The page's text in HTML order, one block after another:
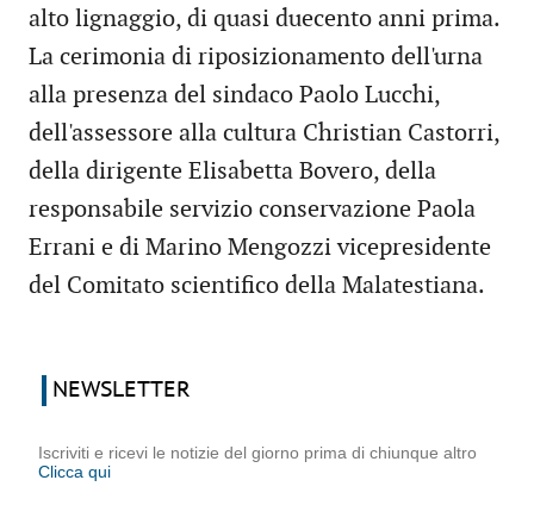
alto lignaggio, di quasi duecento anni prima.
La cerimonia di riposizionamento dell'urna
alla presenza del sindaco Paolo Lucchi,
dell'assessore alla cultura Christian Castorri,
della dirigente Elisabetta Bovero, della
responsabile servizio conservazione Paola
Errani e di Marino Mengozzi vicepresidente
del Comitato scientifico della Malatestiana.
NEWSLETTER
Iscriviti e ricevi le notizie del giorno prima di chiunque altro
Clicca qui